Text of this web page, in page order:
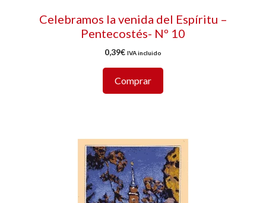
Celebramos la venida del Espíritu –
Pentecostés- Nº 10
0,39€ IVA incluido
Comprar